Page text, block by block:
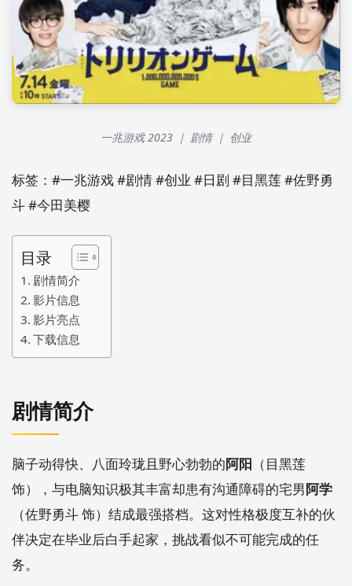
一兆游戏 2023 ｜ 剧情 ｜ 创业
标签：#一兆游戏 #剧情 #创业 #日剧 #目黑莲 #佐野勇
斗 #今田美樱
目录
剧情简介
影片信息
影片亮点
下载信息
剧情简介
脑子动得快、八面玲珑且野心勃勃的阿阳 （目黑莲
饰），与电脑知识极其丰富却患有沟通障碍的宅男阿学
（佐野勇斗 饰）结成最强搭档。这对性格极度互补的伙
伴决定在毕业后白手起家，挑战看似不可能完成的任
务。